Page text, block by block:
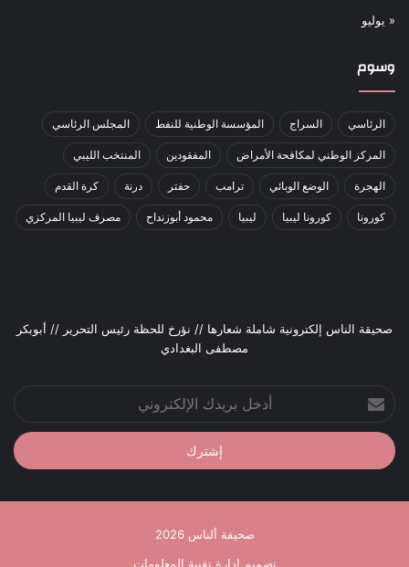
« يوليو
وسوم
الرئاسي السراج المؤسسة الوطنية للنفط المجلس الرئاسي
المركز الوطني لمكافحة الأمراض المفقودين المنتخب الليبي
الهجرة الوضع الوبائي ترامب حفتر درنة كرة القدم
كورونا كورونا ليبيا ليبيا محمود أبوزنداح مصرف ليبيا المركزي
صحيقة الناس إلكترونية شاملة شعارها // نؤرخ للحظة رئيس التحرير // أبوبكر
مصطفى البغدادي
بريدك
الإلكتروني
صحيفة ألناس 2026
تصميم إدارة تقنية المعلومات